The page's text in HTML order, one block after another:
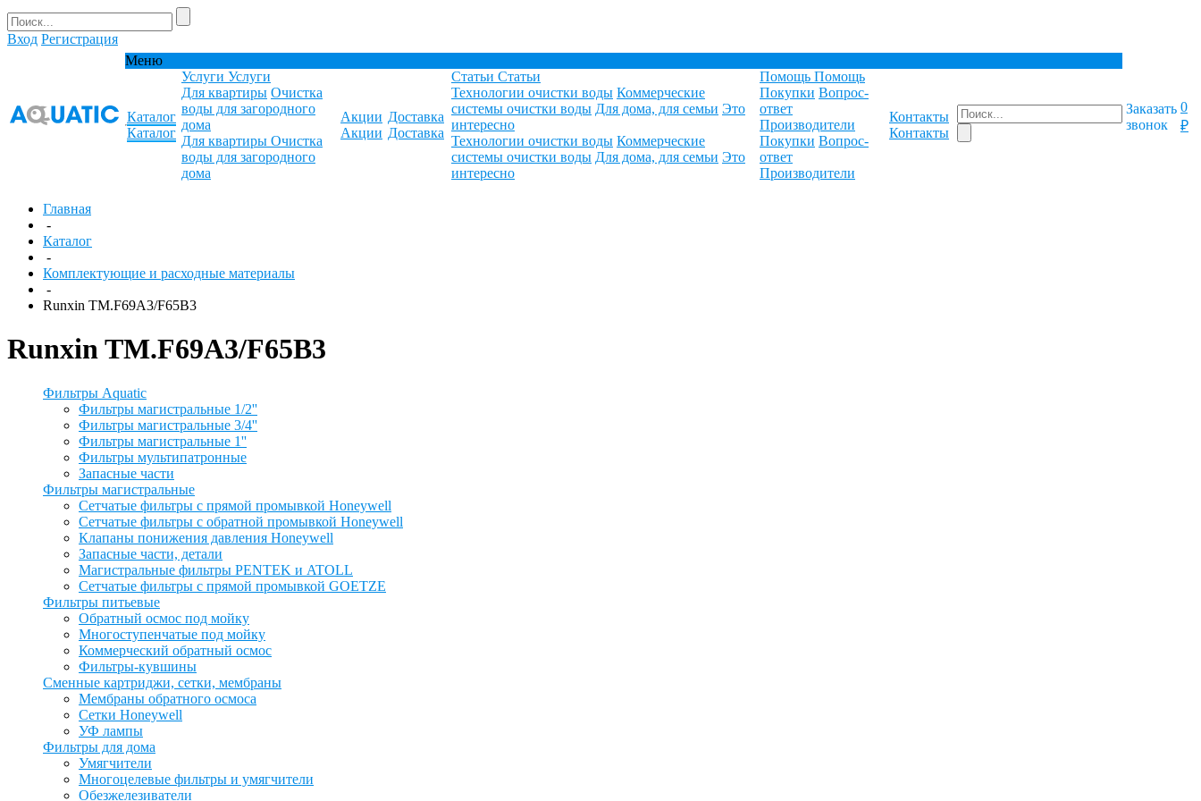
Вход Регистрация
Меню
Каталог
Каталог
Услуги Услуги
Для квартиры Очистка
воды для загородного
дома
Для квартиры Очистка
воды для загородного
дома
Акции
Акции
Доставка
Доставка
Статьи Статьи
Технологии очистки воды Коммерческие
системы очистки воды Для дома, для семьи Это
интересно
Технологии очистки воды Коммерческие
системы очистки воды Для дома, для семьи Это
интересно
Помощь Помощь
Покупки Вопрос-
ответ
Производители
Покупки Вопрос-
ответ
Производители
Контакты
Контакты
Заказать
звонок
0
₽
Главная
-
Каталог
-
Комплектующие и расходные материалы
-
Runxin TM.F69A3/F65B3
Runxin TM.F69A3/F65B3
Фильтры Aquatic
Фильтры магистральные 1/2''
Фильтры магистральные 3/4''
Фильтры магистральные 1''
Фильтры мультипатронные
Запасные части
Фильтры магистральные
Сетчатые фильтры с прямой промывкой Honeywell
Сетчатые фильтры с обратной промывкой Honeywell
Клапаны понижения давления Honeywell
Запасные части, детали
Магистральные фильтры PENTEK и ATOLL
Сетчатые фильтры с прямой промывкой GOETZE
Фильтры питьевые
Обратный осмос под мойку
Многоступенчатые под мойку
Коммерческий обратный осмос
Фильтры-кувшины
Сменные картриджи, сетки, мембраны
Мембраны обратного осмоса
Сетки Honeywell
УФ лампы
Фильтры для дома
Умягчители
Многоцелевые фильтры и умягчители
Обезжелезиватели